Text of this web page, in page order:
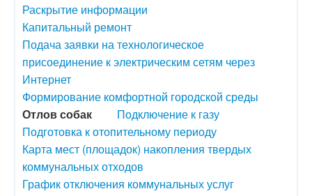
Раскрытие информации
Капитальный ремонт
Подача заявки на технологическое
присоединение к электрическим сетям через
Интернет
Формирование комфортной городской среды
Отлов собак
Подключение к газу
Подготовка к отопительному периоду
Карта мест (площадок) накопления твердых
коммунальных отходов
График отключения коммунальных услуг